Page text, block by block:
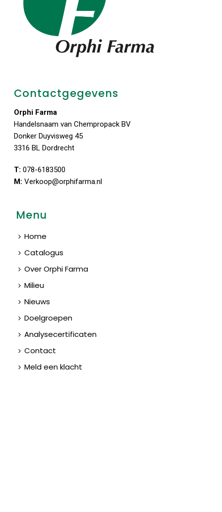
Contactgegevens
Orphi Farma
Handelsnaam van Chempropack BV
Donker Duyvisweg 45
3316 BL Dordrecht
T: 078-6183500
M: Verkoop@orphifarma.nl
Menu
Home
Catalogus
Over Orphi Farma
Milieu
Nieuws
Doelgroepen
Analysecertificaten
Contact
Meld een klacht